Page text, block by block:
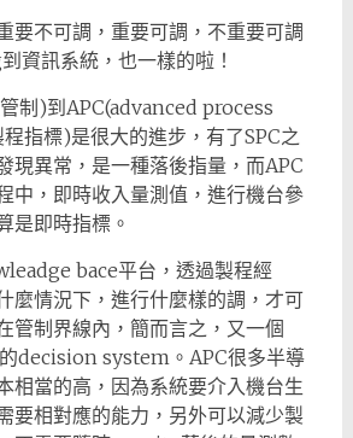
要不可調，重要可調，不重要可調
資訊系統，也一樣的啦！
制)到APC(advanced process
指標)是很大的進步，有了SPC之
現異常，是一種落後指量，而APC
中，即時收入量測值，進行機台參
是即時指標。
bace平台，透過製程經
麼情況下，進行什麼樣的調，才可
管制界線內，簡而言之，又一個
decision system。APC很多半導
相當的高，因為系統要介入機台生
要相對應的能力，另外可以減少製